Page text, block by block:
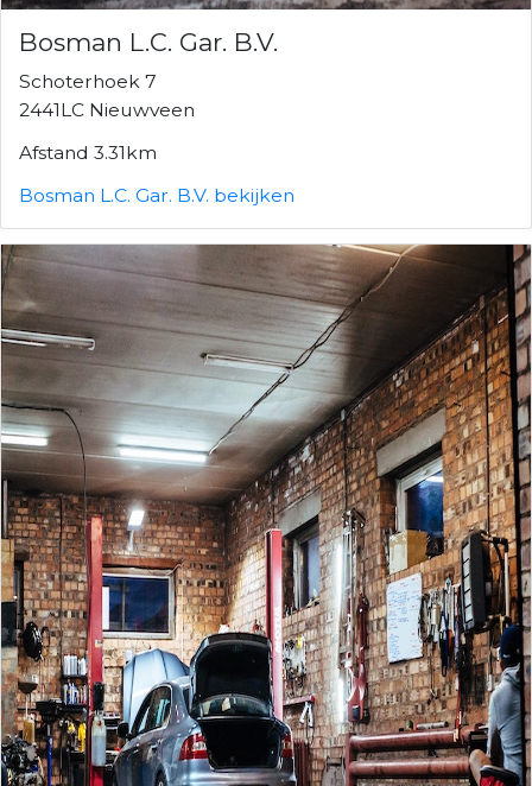
Bosman L.C. Gar. B.V.
Schoterhoek 7
2441LC Nieuwveen
Afstand 3.31km
Bosman L.C. Gar. B.V. bekijken